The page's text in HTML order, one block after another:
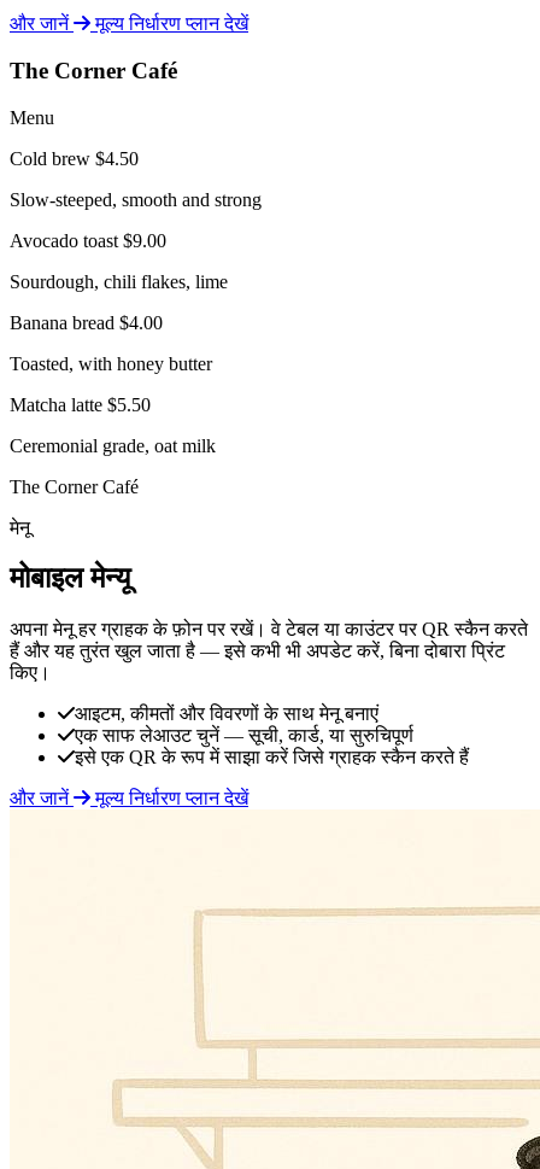
और जानें मूल्य निर्धारण प्लान देखें
The Corner Café
Menu
Cold brew $4.50
Slow-steeped, smooth and strong
Avocado toast $9.00
Sourdough, chili flakes, lime
Banana bread $4.00
Toasted, with honey butter
Matcha latte $5.50
Ceremonial grade, oat milk
The Corner Café
मेनू
मोबाइल मेन्यू
अपना मेनू हर ग्राहक के फ़ोन पर रखें। वे टेबल या काउंटर पर QR स्कैन करते
हैं और यह तुरंत खुल जाता है — इसे कभी भी अपडेट करें, बिना दोबारा प्रिंट
किए।
आइटम, कीमतों और विवरणों के साथ मेनू बनाएं
एक साफ लेआउट चुनें — सूची, कार्ड, या सुरुचिपूर्ण
इसे एक QR के रूप में साझा करें जिसे ग्राहक स्कैन करते हैं
और जानें
मूल्य निर्धारण प्लान देखें